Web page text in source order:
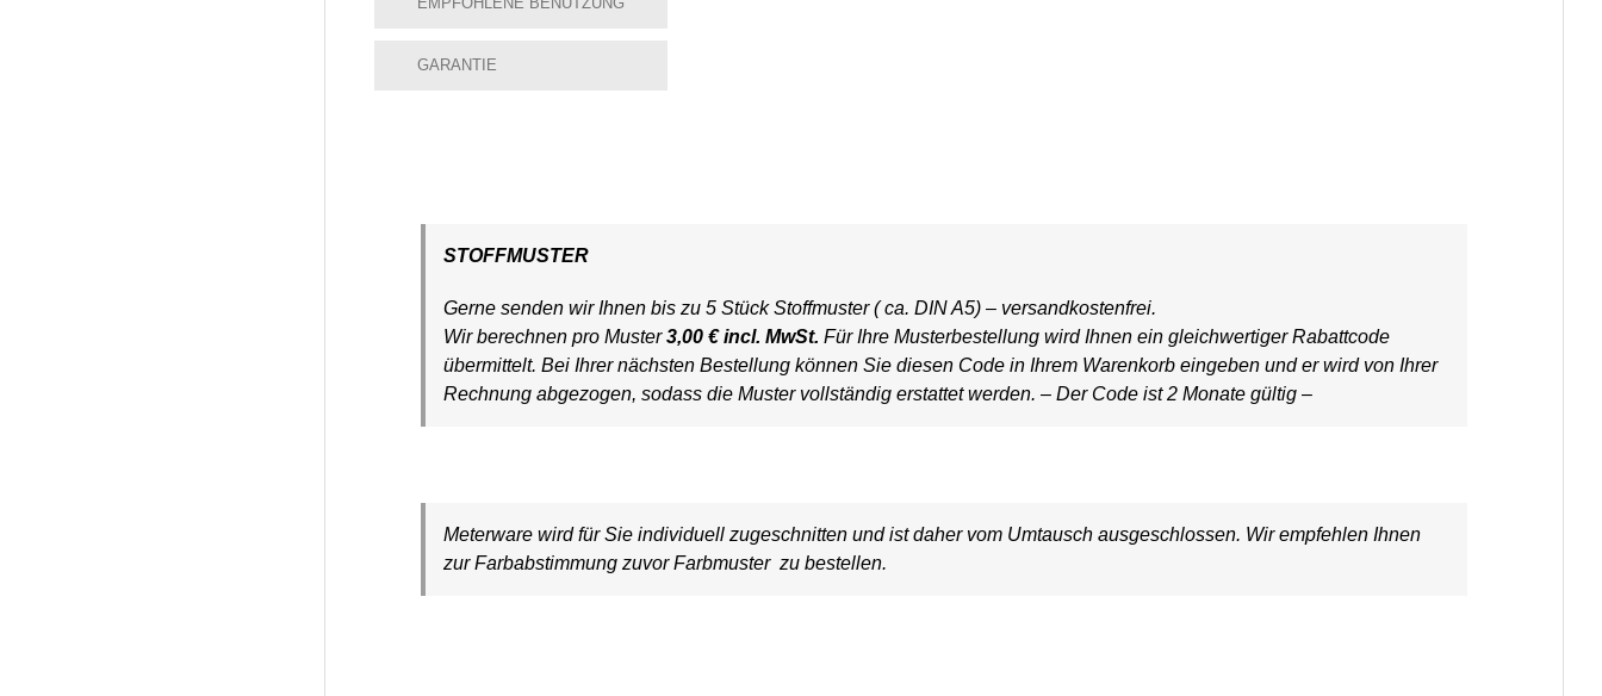
GARANTIE
STOFFMUSTER
Gerne senden wir Ihnen bis zu 5 Stück Stoffmuster ( ca. DIN A5) – versandkostenfrei.
Wir berechnen pro Muster3,00 € incl. MwSt. Für Ihre Musterbestellung wird Ihnen ein gleichwertiger Rabattcode
übermittelt. Bei Ihrer nächsten Bestellung können Sie diesen Code in Ihrem Warenkorb eingeben und er wird von Ihrer
Rechnung abgezogen, sodass die Muster vollständig erstattet werden. – Der Code ist 2 Monate gültig –
Meterware wird für Sie individuell zugeschnitten und ist daher vom Umtausch ausgeschlossen. Wir empfehlen Ihnen
zur Farbabstimmung zuvor Farbmuster zu bestellen.